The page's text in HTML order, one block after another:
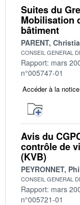
Suites du
Mobilisation
bâtiment
PARENT,
CONSEIL GENERAL
Rapport: mars
n°005747-01
Accéder à la notice
Avis du
contrôle de
(KVB)
PEYRONNET,
CONSEIL GENERAL
Rapport: mars
n°005721-01